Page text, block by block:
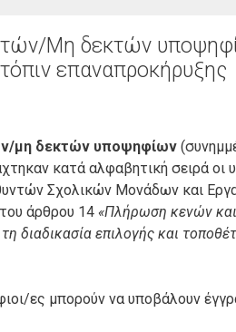
Μη δεκτών
επαναπροκήρυξης
μη δεκτών υποψηφίων
κατά αλφαβητική σειρά οι
Σχολικών Μονάδων και
άρθρου 14 «Πλήρωση κενών
διαδικασία επιλογής και
ες μπορούν να υποβάλουν